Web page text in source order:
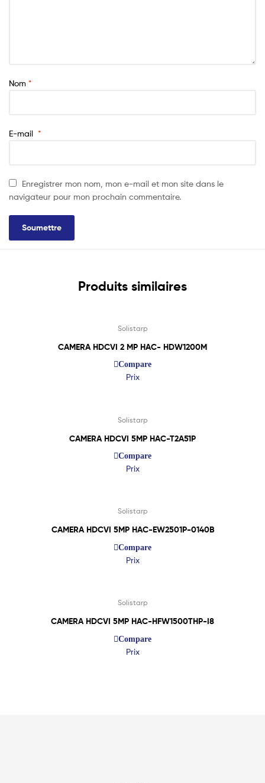
Nom *
E-mail *
Enregistrer mon nom, mon e-mail et mon site dans le
navigateur pour mon prochain commentaire.
Produits similaires
Solistarp
CAMERA HDCVI 2 MP HAC- HDW1200M
Compare
Prix
Solistarp
CAMERA HDCVI 5MP HAC-T2A51P
Compare
Prix
Solistarp
CAMERA HDCVI 5MP HAC-EW2501P-0140B
Compare
Prix
Solistarp
CAMERA HDCVI 5MP HAC-HFW1500THP-I8
Compare
Prix